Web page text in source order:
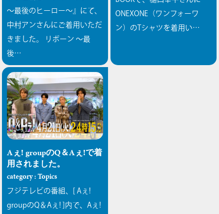
〜最後のヒーロー〜』にて、
中村アンさんにご着用いただ
きました。
リボーン 〜最
後…
ONEXONE（ワンフォーワ
ン）のTシャツを着用い…
Aぇ! groupのQ＆Aぇ!で着
用されました。
category : Topics
フジテレビの番組、[ Aぇ!
groupのQ＆Aぇ! ]内で、Aぇ!